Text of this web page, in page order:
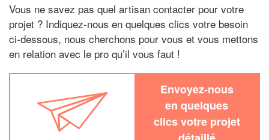
Vous ne savez pas quel artisan contacter pour votre
projet ? Indiquez-nous en quelques clics votre besoin
ci-dessous, nous cherchons pour vous et vous mettons
en relation avec le pro qu’il vous faut !
Envoyez-nous
en quelques
clics votre projet